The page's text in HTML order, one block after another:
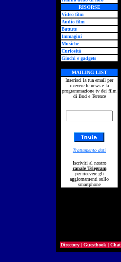
RISORSE
Video film
Audio film
Battute
Immagini
Musiche
Curiosità
Giochi e gadgets
MAILING LIST
Inserisci la tua email per
ricevere le news e la
programmazione tv dei film
di Bud e Terence
Trattamento dati
Iscriviti al nostro
canale Telegram
per ricevere gli
aggiornamenti sullo
smartphone
Directory | Guestbook | Chat